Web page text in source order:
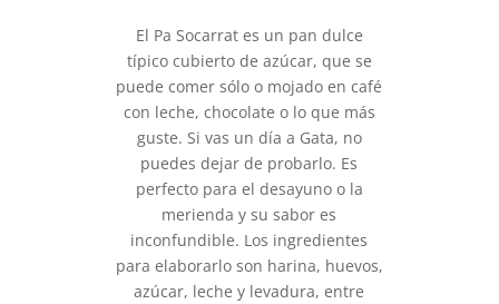
El Pa Socarrat es un pan dulce
típico cubierto de azúcar, que se
puede comer sólo o mojado en café
con leche, chocolate o lo que más
guste. Si vas un día a Gata, no
puedes dejar de probarlo. Es
perfecto para el desayuno o la
merienda y su sabor es
inconfundible. Los ingredientes
para elaborarlo son harina, huevos,
azúcar, leche y levadura, entre